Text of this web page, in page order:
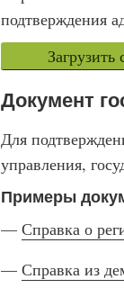
подтверждения
Документ
Для
управления,
Примеры
— Справка о
— Справка из